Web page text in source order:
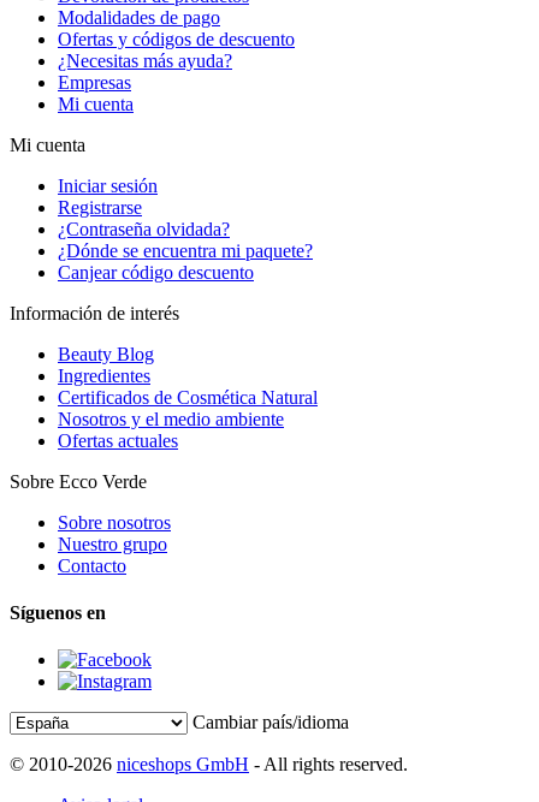
Modalidades de pago
Ofertas y códigos de descuento
¿Necesitas más ayuda?
Empresas
Mi cuenta
Mi cuenta
Iniciar sesión
Registrarse
¿Contraseña olvidada?
¿Dónde se encuentra mi paquete?
Canjear código descuento
Información de interés
Beauty Blog
Ingredientes
Certificados de Cosmética Natural
Nosotros y el medio ambiente
Ofertas actuales
Sobre Ecco Verde
Sobre nosotros
Nuestro grupo
Contacto
Síguenos en
Cambiar país/idioma
© 2010-2026 niceshops GmbH - All rights reserved.